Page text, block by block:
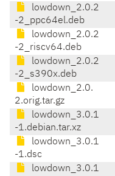
lowdown_2.0.2
-2_ppc64el.deb
lowdown_2.0.2
-2_riscv64.deb
lowdown_2.0.2
-2_s390x.deb
lowdown_2.0.
2.orig.tar.gz
lowdown_3.0.1
-1.debian.tar.xz
lowdown_3.0.1
-1.dsc
lowdown_3.0.1